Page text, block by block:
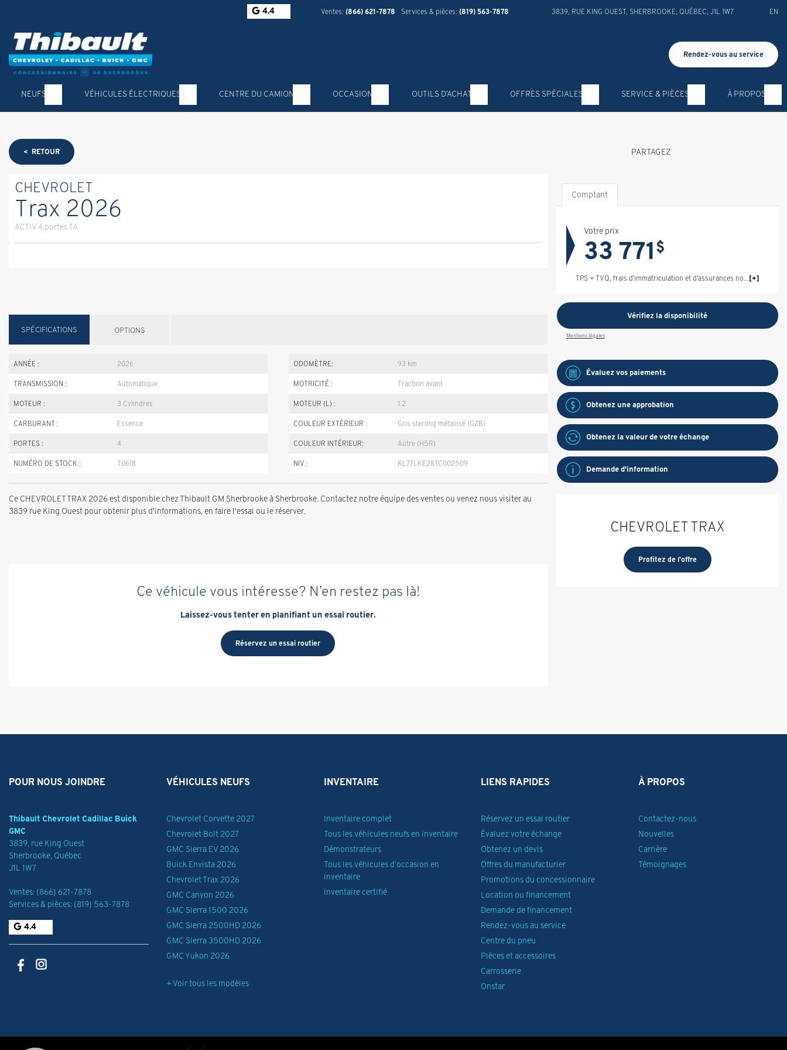
4.4 Ventes: (866) 621-7878 Services & pièces: (819) 563-7878 3839, RUE KING OUEST SHERBROOKE QUÉBEC J1L 1W7 EN
Rendez-vous au service
NEUFS VÉHICULES ÉLECTRIQUES CENTRE DU CAMION OCCASION OUTILS D’ACHAT OFFRES SPÉCIALES SERVICE & PIÈCES À PROPOS
< RETOUR PARTAGEZ
CHEVROLET
Trax 2026
ACTIV 4 portes TA
SPÉCIFICATIONS OPTIONS
ANNÉE : 2026 ODOMÈTRE: 93 km
TRANSMISSION : Automatique MOTRICITÉ : Traction avant
MOTEUR : 3 Cylindres MOTEUR (L) : 1.2
CARBURANT : Essence COULEUR EXTÉRIEUR : Gris sterling métallisé (GZB)
PORTES : 4 COULEUR INTÉRIEUR: Autre (H5R)
NUMÉRO DE STOCK : T0618 NIV : KL77LKE28TC002509
Ce CHEVROLET TRAX 2026 est disponible chez Thibault GM Sherbrooke à Sherbrooke. Contactez notre équipe des ventes ou venez nous visiter au
3839 rue King Ouest pour obtenir plus d'informations, en faire l'essai ou le réserver.
Ce véhicule vous intéresse? N’en restez pas là!
Laissez-vous tenter en planifiant un essai routier.
Réservez un essai routier
Comptant
Votre prix
33 771$
TPS + TVQ, frais d'immatriculation et d'assurances non inclus.
Vérifiez la disponibilité
Mentions légales
Évaluez vos paiements
Obtenez une approbation
Obtenez la valeur de votre échange
Demande d'information
CHEVROLET TRAX
Profitez de l'offre
POUR NOUS JOINDRE
Thibault Chevrolet Cadillac Buick
GMC
3839, rue King Ouest
Sherbrooke, Québec
J1L 1W7
Ventes: (866) 621-7878
Services & pièces: (819) 563-7878
4.4
VÉHICULES NEUFS
Chevrolet Corvette 2027
Chevrolet Bolt 2027
GMC Sierra EV 2026
Buick Envista 2026
Chevrolet Trax 2026
GMC Canyon 2026
GMC Sierra 1500 2026
GMC Sierra 2500HD 2026
GMC Sierra 3500HD 2026
GMC Yukon 2026
+ Voir tous les modèles
INVENTAIRE
Inventaire complet
Tous les véhicules neufs en inventaire
Démonstrateurs
Tous les véhicules d’occasion en
inventaire
Inventaire certifié
LIENS RAPIDES
Réservez un essai routier
Évaluez votre échange
Obtenez un devis
Offres du manufacturier
Promotions du concessionnaire
Location ou financement
Demande de financement
Rendez-vous au service
Centre du pneu
Pièces et accessoires
Carrosserie
Onstar
À PROPOS
Contactez-nous
Nouvelles
Carrière
Témoignages